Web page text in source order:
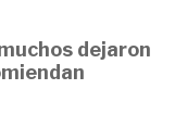
dejaron